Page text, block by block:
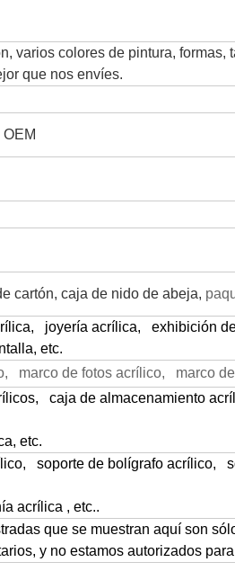
varios colores de pintura, formas,
que nos envíes.
cartón, caja de nido de abeja,
, joyería acrílica,
exhibición
etc.
, marco de fotos acrílico,
marco
, caja de almacenamiento
etc.
, soporte de bolígrafo acrílico,
acrílica , etc..
que se muestran aquí son
y no estamos autorizados